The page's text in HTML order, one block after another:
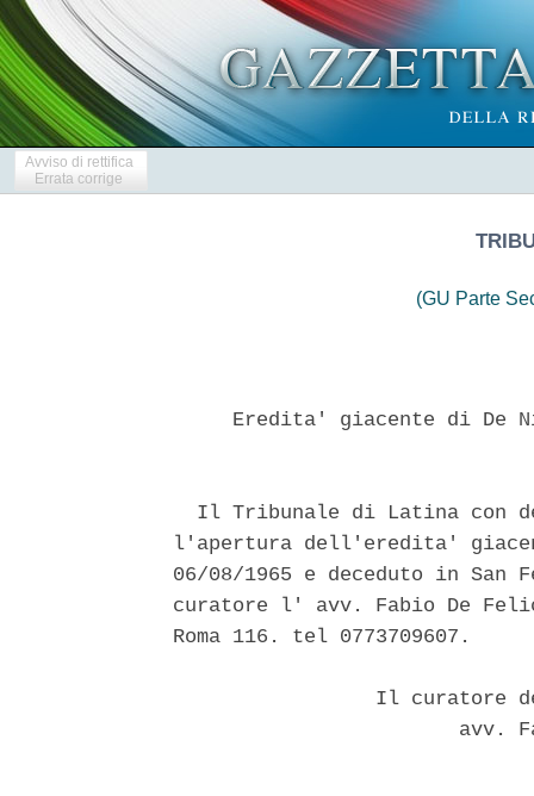
Avviso di rettifica
Errata corrige
(GU Parte
Eredita' giacente di De
Il Tribunale di Latina con
l'apertura dell'eredita'
06/08/1965 e deceduto in San
curatore l' avv. Fabio De
Roma 116. tel 0773709607.
Il curatore
avv.